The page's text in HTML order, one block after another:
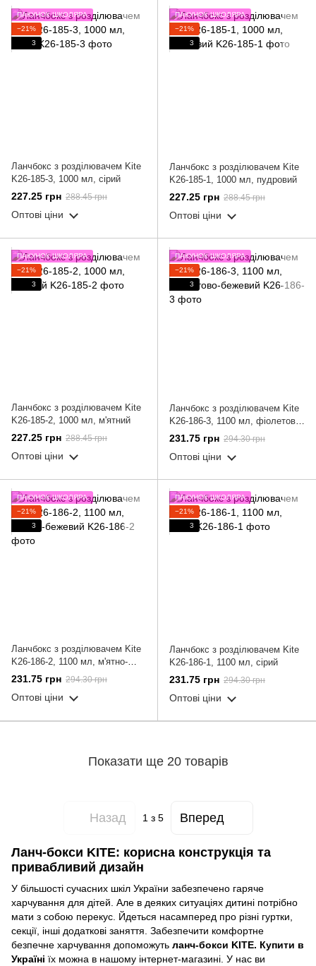
ПАКУНОК ШКОЛЯРА
−21%
3
Ланчбокс з розділювачем Kite
K26-185-3, 1000 мл, сірий
227.25 грн 288.45 грн
Оптові ціни
ПАКУНОК ШКОЛЯРА
−21%
3
Ланчбокс з розділювачем Kite
K26-185-1, 1000 мл, пудровий
227.25 грн 288.45 грн
Оптові ціни
ПАКУНОК ШКОЛЯРА
−21%
3
Ланчбокс з розділювачем Kite
K26-185-2, 1000 мл, м'ятний
227.25 грн 288.45 грн
Оптові ціни
ПАКУНОК ШКОЛЯРА
−21%
3
Ланчбокс з розділювачем Kite
K26-186-3, 1100 мл, фіолетово-
бежевий
231.75 грн 294.30 грн
Оптові ціни
ПАКУНОК ШКОЛЯРА
−21%
3
Ланчбокс з розділювачем Kite
K26-186-2, 1100 мл, м'ятно-
бежевий
231.75 грн 294.30 грн
Оптові ціни
ПАКУНОК ШКОЛЯРА
−21%
3
Ланчбокс з розділювачем Kite
K26-186-1, 1100 мл, сірий
231.75 грн 294.30 грн
Оптові ціни
Показати ще 20 товарів
Назад 1з 5 Вперед
Ланч-бокси KITE: корисна конструкція та
привабливий дизайн
У більшості сучасних шкіл України забезпечено гаряче
харчування для дітей. Але в деяких ситуаціях дитині потрібно
мати з собою перекус. Йдеться насамперед про різні гуртки,
секції, інші додаткові заняття. Забезпечити комфортне
безпечне харчування допоможуть ланч-бокси KITE. Купити в
Україні їх можна в нашому інтернет-магазині. У нас ви